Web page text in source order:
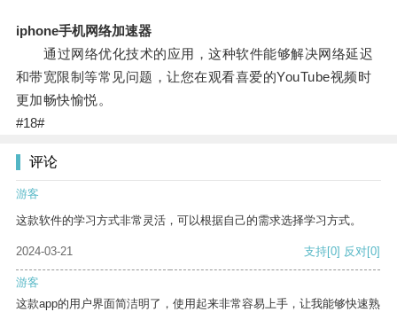
iphone手机网络加速器
通过网络优化技术的应用，这种软件能够解决网络延迟
和带宽限制等常见问题，让您在观看喜爱的YouTube视频时
更加畅快愉悦。
#18#
评论
游客
这款软件的学习方式非常灵活，可以根据自己的需求选择学习方式。
2024-03-21 支持[0] 反对[0]
游客
这款app的用户界面简洁明了，使用起来非常容易上手，让我能够快速熟